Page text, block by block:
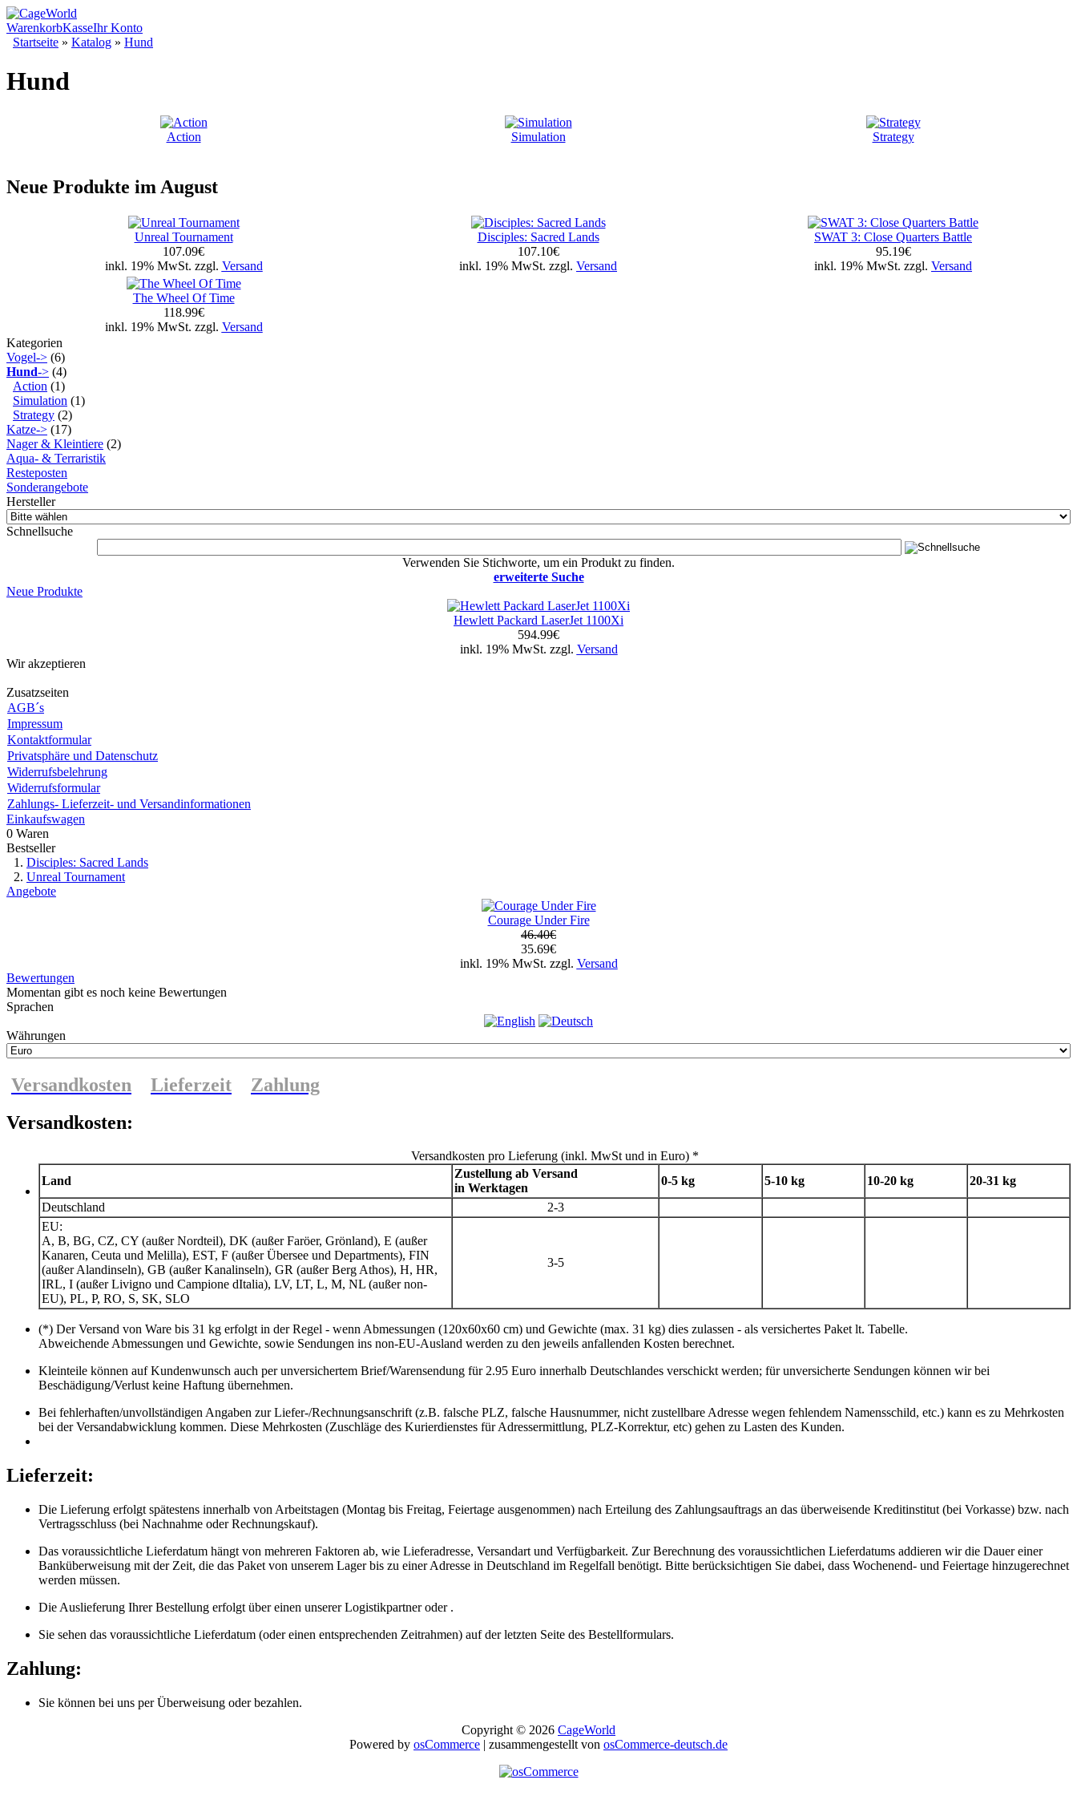
WarenkorbKasseIhr Konto
Startseite » Katalog » Hund
Hund
Action Simulation Strategy
Neue Produkte im August
Unreal Tournament
107.09€
inkl. 19% MwSt. zzgl. Versand
Disciples: Sacred Lands
107.10€
inkl. 19% MwSt. zzgl. Versand
SWAT 3: Close Quarters Battle
95.19€
inkl. 19% MwSt. zzgl. Versand
The Wheel Of Time
118.99€
inkl. 19% MwSt. zzgl. Versand
Kategorien
Vogel-> (6)
Hund-> (4)
Action (1)
Simulation (1)
Strategy (2)
Katze-> (17)
Nager & Kleintiere (2)
Aqua- & Terraristik
Resteposten
Sonderangebote
Hersteller
Schnellsuche
Verwenden Sie Stichworte, um ein Produkt zu finden.
erweiterte Suche
Neue Produkte
Hewlett Packard LaserJet 1100Xi
594.99€
inkl. 19% MwSt. zzgl. Versand
Wir akzeptieren
Zusatzseiten
AGB´s
Impressum
Kontaktformular
Privatsphäre und Datenschutz
Widerrufsbelehrung
Widerrufsformular
Zahlungs- Lieferzeit- und Versandinformationen
Einkaufswagen
0 Waren
Bestseller
Disciples: Sacred Lands
Unreal Tournament
Angebote
Courage Under Fire
46.40€
35.69€
inkl. 19% MwSt. zzgl. Versand
Bewertungen
Momentan gibt es noch keine Bewertungen
Sprachen
Währungen
Versandkosten Lieferzeit
Zahlung
Versandkosten:
Versandkosten pro Lieferung (inkl. MwSt und in Euro) *
Land
Zustellung ab Versand
in Werktagen
0-5 kg 5-10 kg 10-20 kg
20-31 kg
Deutschland
2-3
EU:
A, B, BG, CZ, CY (außer Nordteil), DK (außer Faröer, Grönland), E (außer
Kanaren, Ceuta und Melilla), EST, F (außer Übersee und Departments), FIN
(außer Alandinseln), GB (außer Kanalinseln), GR (außer Berg Athos), H, HR,
IRL, I (außer Livigno und Campione dItalia), LV, LT, L, M, NL (außer non-
EU), PL, P, RO, S, SK, SLO
3-5
(*) Der Versand von Ware bis 31 kg erfolgt in der Regel - wenn Abmessungen (120x60x60 cm) und Gewichte (max. 31 kg) dies zulassen - als versichertes Paket lt. Tabelle.
Abweichende Abmessungen und Gewichte, sowie Sendungen ins non-EU-Ausland werden zu den jeweils anfallenden Kosten berechnet.
Kleinteile können auf Kundenwunsch auch per unversichertem Brief/Warensendung für 2.95 Euro innerhalb Deutschlandes verschickt werden; für unversicherte Sendungen können wir bei
Beschädigung/Verlust keine Haftung übernehmen.
Bei fehlerhaften/unvollständigen Angaben zur Liefer-/Rechnungsanschrift (z.B. falsche PLZ, falsche Hausnummer, nicht zustellbare Adresse wegen fehlendem Namensschild, etc.) kann es zu Mehrkosten
bei der Versandabwicklung kommen. Diese Mehrkosten (Zuschläge des Kurierdienstes für Adressermittlung, PLZ-Korrektur, etc) gehen zu Lasten des Kunden.
Lieferzeit:
Die Lieferung erfolgt spätestens innerhalb von Arbeitstagen (Montag bis Freitag, Feiertage ausgenommen) nach Erteilung des Zahlungsauftrags an das überweisende Kreditinstitut (bei Vorkasse) bzw. nach
Vertragsschluss (bei Nachnahme oder Rechnungskauf).
Das voraussichtliche Lieferdatum hängt von mehreren Faktoren ab, wie Lieferadresse, Versandart und Verfügbarkeit. Zur Berechnung des voraussichtlichen Lieferdatums addieren wir die Dauer einer
Banküberweisung mit der Zeit, die das Paket von unserem Lager bis zu einer Adresse in Deutschland im Regelfall benötigt. Bitte berücksichtigen Sie dabei, dass Wochenend- und Feiertage hinzugerechnet
werden müssen.
Die Auslieferung Ihrer Bestellung erfolgt über einen unserer Logistikpartner oder .
Sie sehen das voraussichtliche Lieferdatum (oder einen entsprechenden Zeitrahmen) auf der letzten Seite des Bestellformulars.
Zahlung:
Sie können bei uns per Überweisung oder bezahlen.
Copyright © 2026 CageWorld
Powered by osCommerce | zusammengestellt von osCommerce-deutsch.de